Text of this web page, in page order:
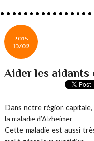
2015
10/02
Aider les aidants
Dans notre région
la maladie d’Alzheimer.
Cette maladie est aussi